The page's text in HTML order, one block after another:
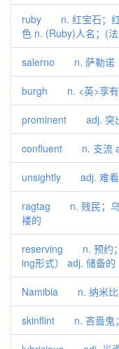
ruby n. 红宝石；红
色 n. (Ruby)人名；(
salerno n. 萨勒诺（
burgh n. <英>享有
prominent adj. 突出
confluent n. 支流
unsightly adj. 难看
ragtag n. 贱民；乌
褛的
reserving n. 预约；
ing形式） adj. 储备的
Namibia n. 纳米比
skinflint n. 吝啬鬼